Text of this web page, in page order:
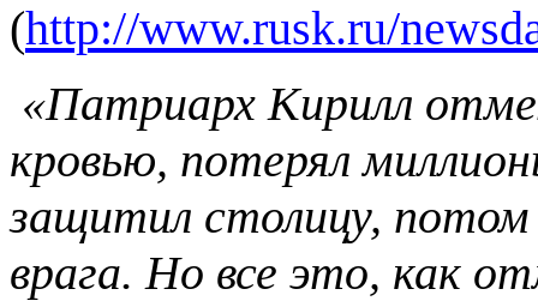
(http://www.rusk.ru/
«Патриарх Кирилл
кровью, потерял
защитил столицу, потом
врага. Но все это, как